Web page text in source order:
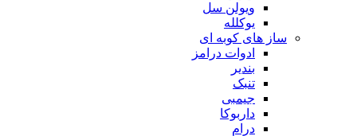
ویولن سل
یوکلله
ساز های کوبه ای
ادوات درامز
بندیر
تنبک
جیمبی
داربوکا
درام